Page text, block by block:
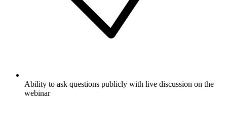
Ability to ask questions publicly with live discussion on the
webinar